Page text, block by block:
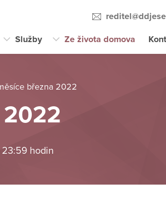
Služby Ze života domova
března 2022
2022
23:59 hodin